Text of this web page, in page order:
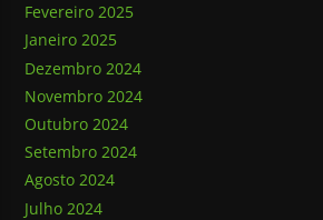
Fevereiro 2025
Janeiro 2025
Dezembro 2024
Novembro 2024
Outubro 2024
Setembro 2024
Agosto 2024
Julho 2024